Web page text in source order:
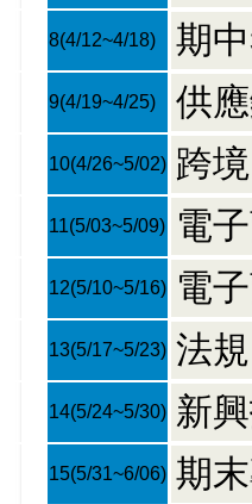
8(4/12~4/18) 期
9(4/19~4/25) 供
10(4/26~5/02) 跨
11(5/03~5/09) 電
12(5/10~5/16) 電
13(5/17~5/23) 法
14(5/24~5/30) 新
15(5/31~6/06) 期